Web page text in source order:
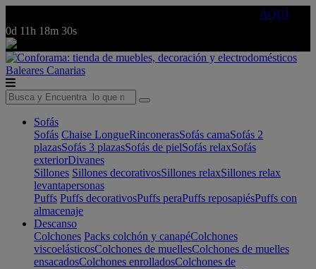
AQUÍ
0d 11h 18m 30s
Baleares Canarias
Sofás
Sofás Chaise LongueRinconerasSofás camaSofás 2
plazasSofás 3 plazasSofás de pielSofás relaxSofás
exteriorDivanes
Sillones Sillones decorativosSillones relaxSillones relax
levantapersonas
Puffs Puffs decorativosPuffs peraPuffs reposapiésPuffs con
almacenaje
Descanso
Colchones Packs colchón y canapéColchones
viscoelásticosColchones de muellesColchones de muelles
ensacadosColchones enrolladosColchones de